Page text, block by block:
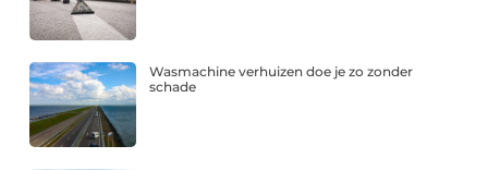
Wasmachine verhuizen doe je zo zonder
schade